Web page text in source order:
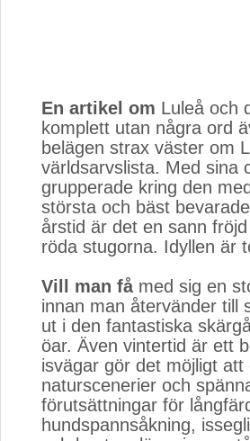
En artikel om Luleå och
komplett utan några ord
belägen strax väster om
världsarvslista. Med sina
grupperade kring den
största och bäst
årstid är det en sann
röda stugorna. Idyllen är
Vill man fåmed sig en
innan man återvänder till
ut i den fantastiska
öar. Även vintertid är ett
isvägar gör det möjligt
naturscenerier och
förutsättningar för
hundspannsåkning,